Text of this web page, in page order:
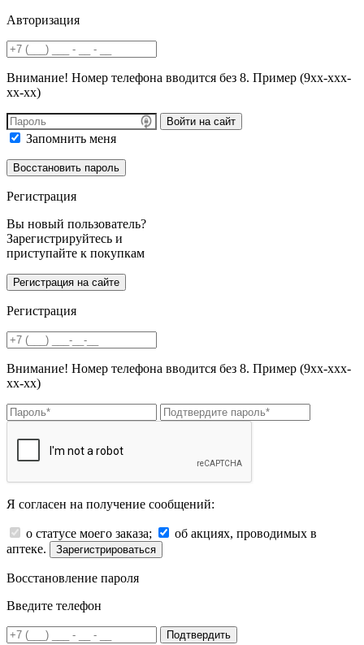
Авторизация
Внимание! Номер телефона вводится без 8. Пример (9хх-ххх-
хх-хх)
Войти на сайт
Запомнить меня
Регистрация
Вы новый пользователь?
Зарегистрируйтесь и
приступайте к покупкам
Регистрация
Внимание! Номер телефона вводится без 8. Пример (9хх-ххх-
хх-хх)
Я согласен на получение сообщений:
о статусе моего заказа;
об акциях, проводимых в
аптеке.
Зарегистрироваться
Восстановление пароля
Введите телефон
Подтвердить